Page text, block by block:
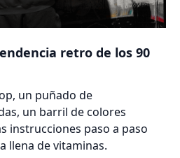
retro de los 90
un puñado de
un barril de colores
instrucciones paso a paso
llena de vitaminas.